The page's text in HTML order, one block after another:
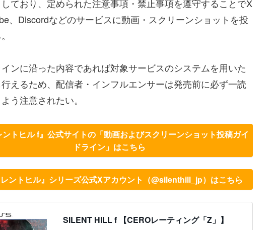
ており、定められた注意事項・禁止事項を遵守することでX
、Discordなどのサービスに動画・スクリーンショットを投
ンに沿った内容であれば対象サービスのシステムを用いた
えるため、配信者・インフルエンサーは発売前に必ず一読
う注意されたい。
ントヒル f』公式サイトの「動画およびスクリーンショット投稿ガイ
ドライン」はこちら
レントヒル』シリーズ公式Xアカウント（@silenthill_jp）はこちら
SILENT HILL f 【CEROレーティング「Z」】